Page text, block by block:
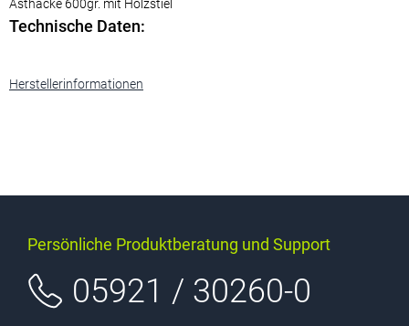
Asthacke 600gr. mit Holzstiel
Technische Daten:
Herstellerinformationen
Persönliche Produktberatung und Support
05921 / 30260-0